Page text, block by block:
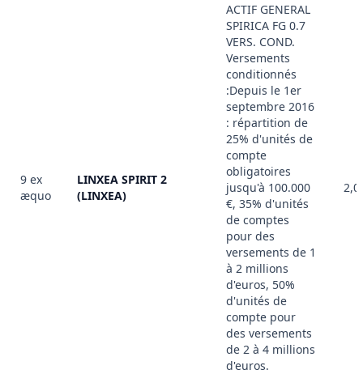
9 ex
æquo
LINXEA SPIRIT 2
(LINXEA)
ACTIF GENERAL
SPIRICA FG 0.7
VERS. COND.
Versements
conditionnés
:Depuis le 1er
septembre 2016
: répartition de
25% d'unités de
compte
obligatoires
jusqu'à 100.000
€, 35% d'unités
de comptes
pour des
versements de 1
à 2 millions
d'euros, 50%
d'unités de
compte pour
des versements
de 2 à 4 millions
d'euros.